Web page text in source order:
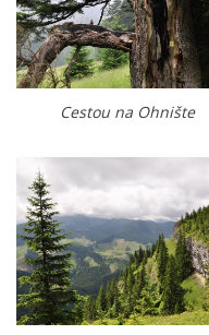
Cestou na Ohnište